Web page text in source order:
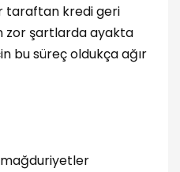
taraftan kredi geri
zor şartlarda ayakta
bu süreç oldukça ağır
mağduriyetler